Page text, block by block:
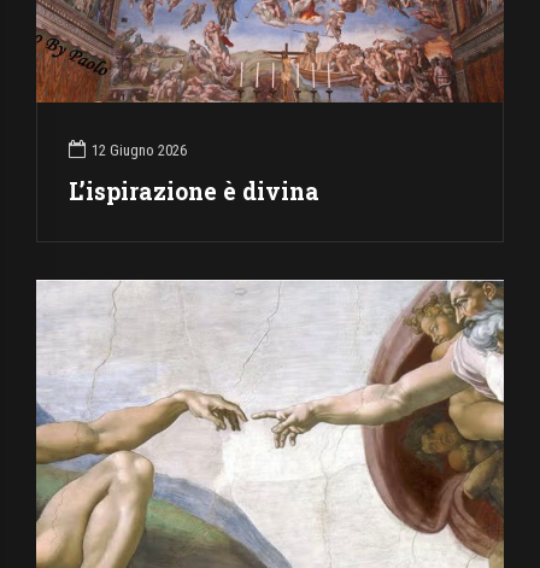
12 Giugno 2026
L’ispirazione è divina